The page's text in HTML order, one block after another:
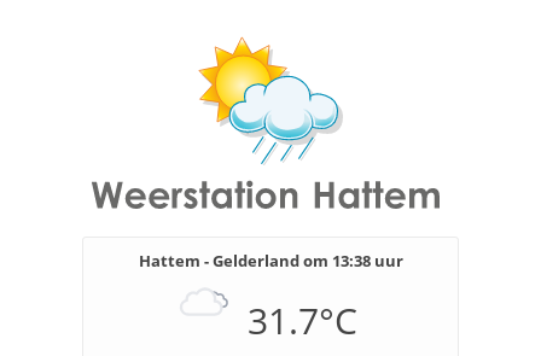
Hattem - Gelderland om 13:38uur
31.7°C